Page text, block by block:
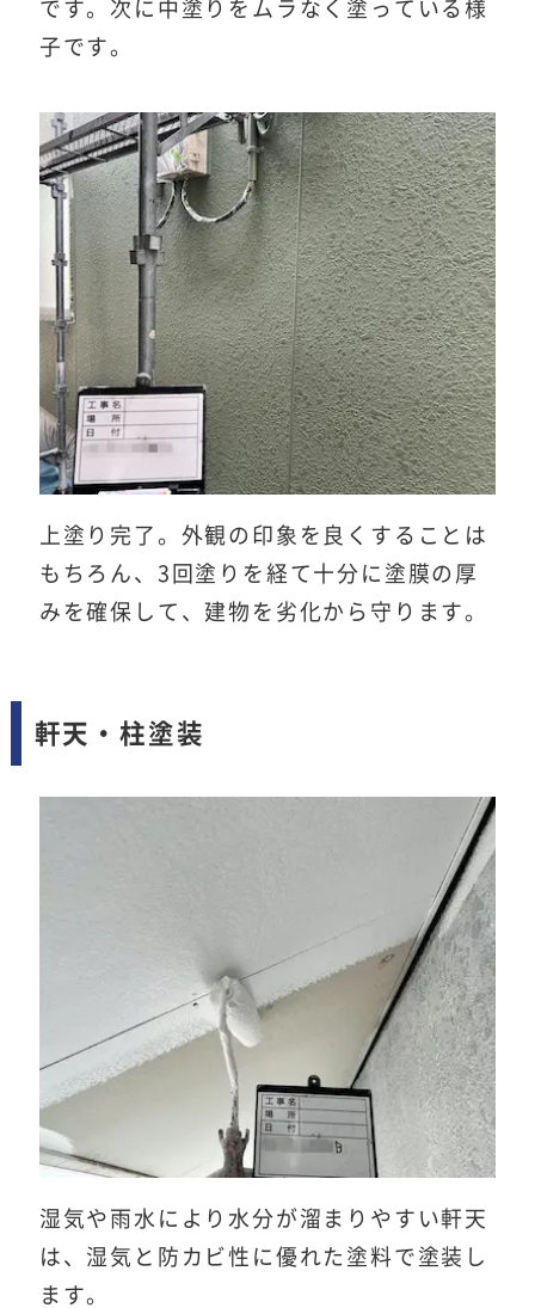
です。次に中塗りをムラなく塗っている様
子です。
上塗り完了。外観の印象を良くすることは
もちろん、3回塗りを経て十分に塗膜の厚
みを確保して、建物を劣化から守ります。
軒天・柱塗装
湿気や雨水により水分が溜まりやすい軒天
は、湿気と防カビ性に優れた塗料で塗装し
ます。